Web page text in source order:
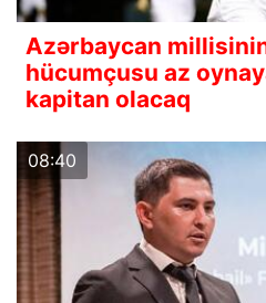
Azərbaycan
hücumçusu az
kapitan olacaq
08:40